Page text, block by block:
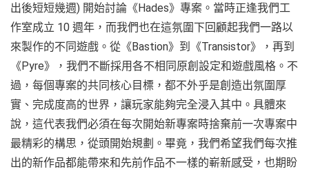
出後短短幾週) 開始討論《Hades》專案。當時正逢我們工
作室成立 10 週年，而我們也在這氛圍下回顧起我們一路以
來製作的不同遊戲。從《Bastion》到《Transistor》，再到
《Pyre》，我們不斷採用各不相同原創設定和遊戲風格。不
過，每個專案的共同核心目標，都不外乎是創造出氛圍厚
實、完成度高的世界，讓玩家能夠完全浸入其中。具體來
說，這代表我們必須在每次開始新專案時捨棄前一次專案中
最精彩的構思，從頭開始規劃。畢竟，我們希望我們每次推
出的新作品都能帶來和先前作品不一樣的嶄新感受，也期盼